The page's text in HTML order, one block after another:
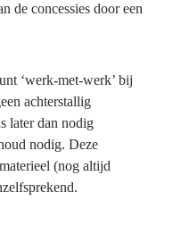
de concessies door een
‘werk-met-werk’ bij
achterstallig
later dan nodig
nodig. Deze
(nog altijd